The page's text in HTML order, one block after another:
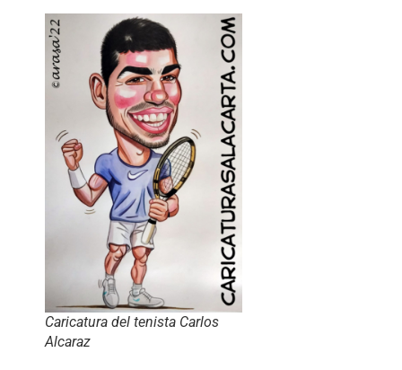
Caricatura del tenista Carlos
Alcaraz